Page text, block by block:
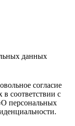
данных
согласие
соответствии с
персональных